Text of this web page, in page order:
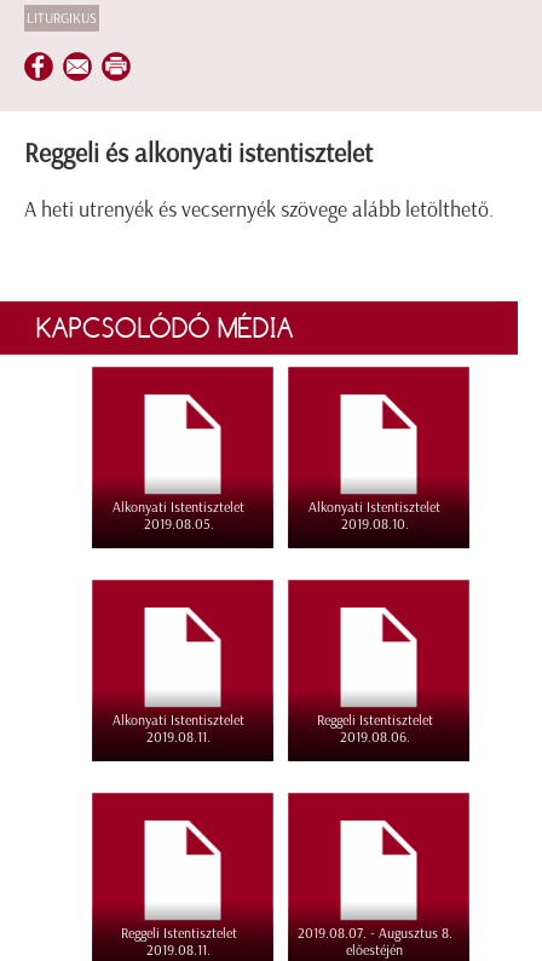
LITURGIKUS
Reggeli és alkonyati istentisztelet
A heti utrenyék és vecsernyék szövege alább letölthető.
KAPCSOLÓDÓ MÉDIA
Alkonyati Istentisztelet
2019.08.05.
Alkonyati Istentisztelet
2019.08.10.
Alkonyati Istentisztelet
2019.08.11.
Reggeli Istentisztelet
2019.08.06.
Reggeli Istentisztelet
2019.08.11.
2019.08.07. - Augusztus 8.
előestéjén